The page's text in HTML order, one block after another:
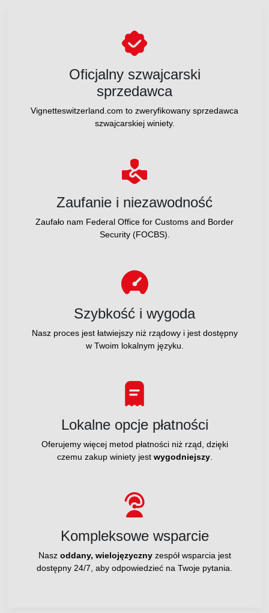
Oficjalny szwajcarski
sprzedawca
Vignetteswitzerland.com to zweryfikowany sprzedawca
szwajcarskiej winiety.
Zaufanie i niezawodność
Zaufało nam Federal Office for Customs and Border
Security (FOCBS).
Szybkość i wygoda
Nasz proces jest łatwiejszy niż rządowy i jest dostępny
w Twoim lokalnym języku.
Lokalne opcje płatności
Oferujemy więcej metod płatności niż rząd, dzięki
czemu zakup winiety jest wygodniejszy.
Kompleksowe wsparcie
Nasz oddany, wielojęzycznyzespół wsparcia jest
dostępny 24/7, aby odpowiedzieć na Twoje pytania.